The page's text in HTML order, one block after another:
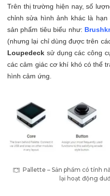
Trên thị trường hiện nay, số
chỉnh sửa hình ảnh khác là
sản phẩm tiêu biểu như:
(nhưng lại chỉ dùng được trên
Loupedeck sử dụng các công
các cảm giác cơ khí khó có thể
hình cảm ứng.
Pallette – Sản phẩm có tính
lại hoạt động